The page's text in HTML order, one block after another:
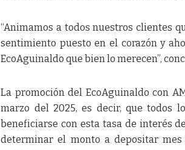
“Animamos a todos nuestros clientes
sentimiento puesto en el corazón y
EcoAguinaldo que bien lo merecen”,
La promoción del EcoAguinaldo con
marzo del 2025, es decir, que todos
beneficiarse con esta tasa de interés
determinar el monto a depositar